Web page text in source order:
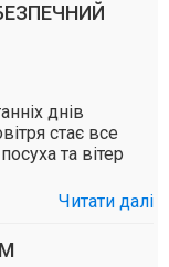
днів
стає все
та вітер
Читати далі